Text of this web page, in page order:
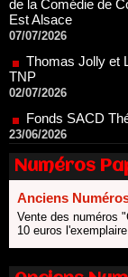
Thomas Jolly et
TNP
Fonds SACD
23/06/2026
Dispositif
20/06/2026
Le palmarès
18/06/2026
Les 10 lauréats
SACD
13/06/2026
direction du
Numéros
Anciens
Vente des numéros
10 euros